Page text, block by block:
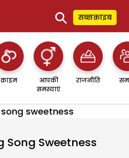
⚲ सब्सक्राइब
क्राइम
आपकी
समस्याएं
राजनीति
sweetness
Song Sweetness